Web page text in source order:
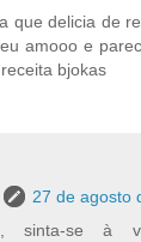
que delicia de
amooo e
bjokas
27 de agosto
sinta-se à